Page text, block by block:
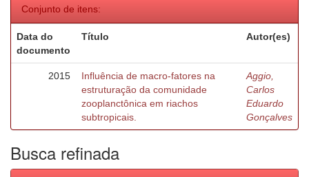
Conjunto de itens:
Data do
documento
Título Autor(es)
2015
Influência de macro-fatores na
estruturação da comunidade
zooplanctônica em riachos
subtropicais.
Aggio,
Carlos
Eduardo
Gonçalves
Busca refinada